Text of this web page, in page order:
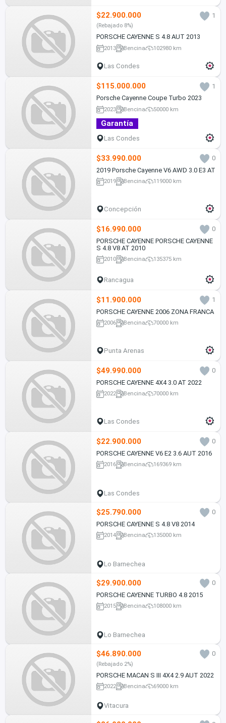
$22.900.000 1
(Rebajado 8%)
PORSCHE CAYENNE S 4.8 AUT 2013
2013 Bencina 102980 km
Las Condes
$115.000.000
1
Porsche Cayenne Coupe Turbo 2023
2023 Bencina 50000 km
Garantía
Las Condes
$33.990.000
0
2019 Porsche Cayenne V6 AWD 3.0 E3 AT
2019 Bencina 119000 km
Concepción
$16.990.000
0
PORSCHE CAYENNE PORSCHE CAYENNE
S 4.8 V8 AT 2010
2010 Bencina 135375 km
Rancagua
$11.900.000
1
PORSCHE CAYENNE 2006 ZONA FRANCA
2006 Bencina 70000 km
Punta Arenas
$49.990.000
0
PORSCHE CAYENNE 4X4 3.0 AT 2022
2022 Bencina 70000 km
Las Condes
$22.900.000
0
PORSCHE CAYENNE V6 E2 3.6 AUT 2016
2016 Bencina 169369 km
Las Condes
$25.790.000
0
PORSCHE CAYENNE S 4.8 V8 2014
2014 Bencina 135000 km
Lo Barnechea
$29.900.000
0
PORSCHE CAYENNE TURBO 4.8 2015
2015 Bencina 108000 km
Lo Barnechea
$46.890.000 0
(Rebajado 2%)
PORSCHE MACAN S III 4X4 2.9 AUT 2022
2022 Bencina 69000 km
Vitacura